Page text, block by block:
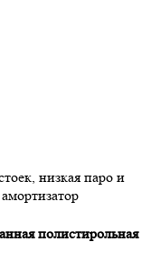
низкая паро и
полистирольная